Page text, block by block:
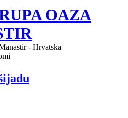
OAZA
- Hrvatska